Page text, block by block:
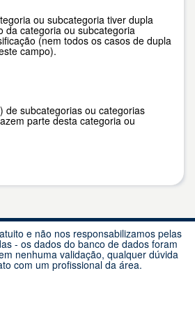
ou subcategoria tiver dupla
da categoria ou subcategoria
(nem todos os casos de dupla
campo).
de subcategorias ou categorias
parte desta categoria ou
e não nos responsabilizamos pelas
- os dados do banco de dados foram
nenhuma validação, qualquer dúvida
com um profissional da área.